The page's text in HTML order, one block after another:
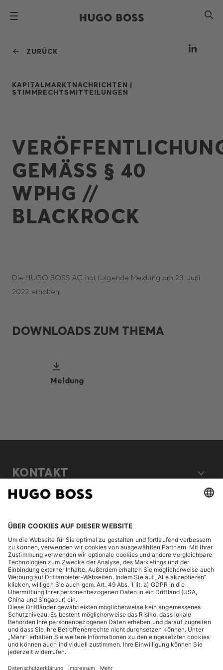
ZURÜCK
KAPITALMARKTNACHRICHTEN |
STIMMRECHTSMITTEILUNGEN
GEMÄSS § 40
WPHG //
BLACKROCK
Die HUGO BOSS AG hat folgende Meldung am 23. Juni
2022 erhalten:
DOWNLOADS ZUM THEMA
Meldung
KONTAKT
ENTDECKEN
HUGO BOSS Corporate